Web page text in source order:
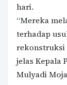
hari.
“Mereka
terhadap
rekonstruksi
jelas Kepala
Mulyadi